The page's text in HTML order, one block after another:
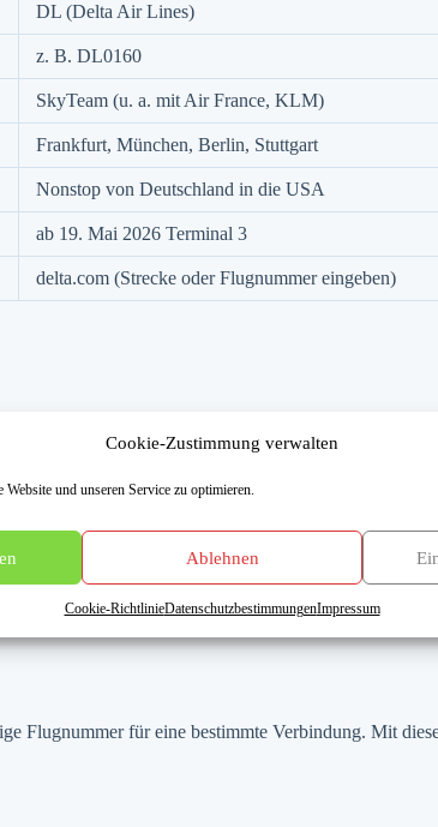
Cookie-Zustimmung verwalten
und unseren Service zu optimieren.
Ablehnen
Cookie-RichtlinieDatenschutzbestimmungenImpressum
DL (Delta Air Lines)
z. B. DL0160
SkyTeam (u. a. mit Air France, KLM)
Frankfurt, München, Berlin, Stuttgart
Nonstop von Deutschland in die USA
ab 19. Mai 2026 Terminal 3
delta.com (Strecke oder Flugnummer eingeben)
Bereich.
ein, oder suche direkt über die Flugnummer (z. B.
Flugdauer und eventuelle Umsteigeflughäfen.
verspätet oder annulliert ist.
starten alle Delta-Flüge in Frankfurt aus
für eine bestimmte Verbindung. Mit